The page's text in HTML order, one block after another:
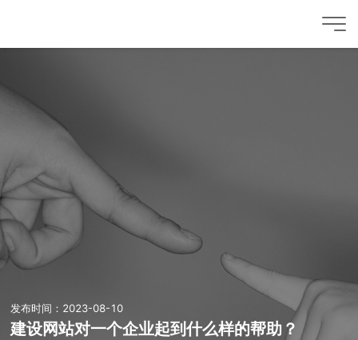
发布时间：2023-08-10
建设网站对一个企业起到什么样的帮助？